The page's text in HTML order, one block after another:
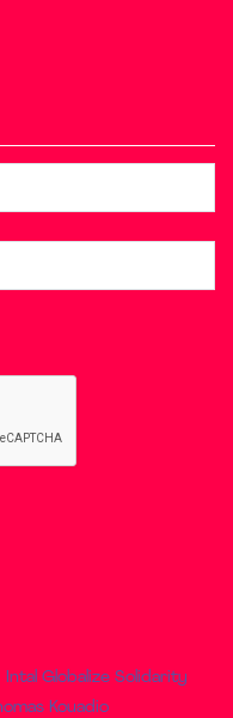
Intal Globalize Solidarity
Kouadio